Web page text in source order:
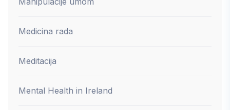
Medicina rada
Meditacija
Mental Health in Ireland